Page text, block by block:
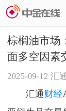
棕榈油市场
面多空因素
2025-09-12 汇
汇通财经